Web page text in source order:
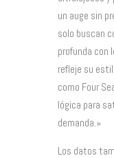
un auge sin
solo buscan
profunda con
refleje su
como Four
lógica para
demanda.»
Los datos